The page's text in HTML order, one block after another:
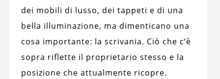
dei mobili di lusso, dei tappeti e di una
bella illuminazione, ma dimenticano una
cosa importante: la scrivania. Ciò che c’è
sopra riflette il proprietario stesso e la
posizione che attualmente ricopre.